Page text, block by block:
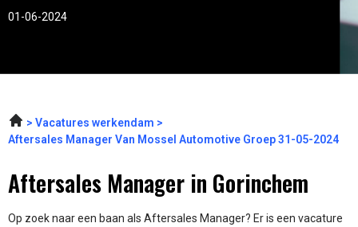
01-06-2024
Vacatures werkendam
Aftersales Manager Van Mossel Automotive Groep 31-05-2024
Aftersales Manager in Gorinchem
Op zoek naar een baan als Aftersales Manager? Er is een vacature